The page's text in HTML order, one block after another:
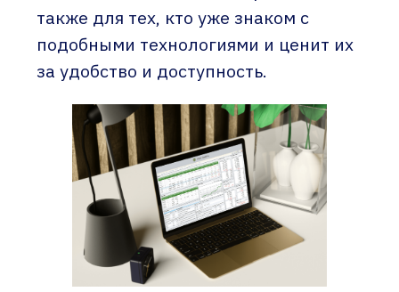
также для тех, кто уже знаком с
подобными технологиями и ценит их
за удобство и доступность.